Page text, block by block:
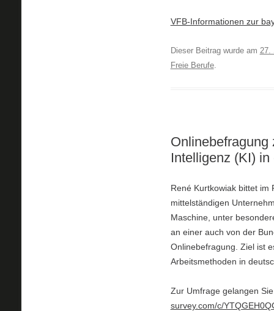
VFB-Informationen zur
Dieser Beitrag wurde am 27.
Freie Berufe.
Onlinebefragung
Intelligenz (KI)
René Kurtkowiak bittet im
mittelständigen
Maschine, unter
an einer auch von der
Onlinebefragung. Ziel ist
Arbeitsmethoden in
Zur Umfrage gelangen
survey.com/c/